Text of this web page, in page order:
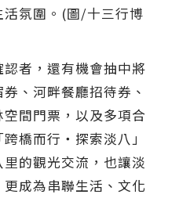
氛圍。(圖/十三行博
者，還有機會抽中將
、河畔餐廳招待券、
間門票，以及多項合
橋而行・探索淡八」
的觀光交流，也讓淡
成為串聯生活、文化